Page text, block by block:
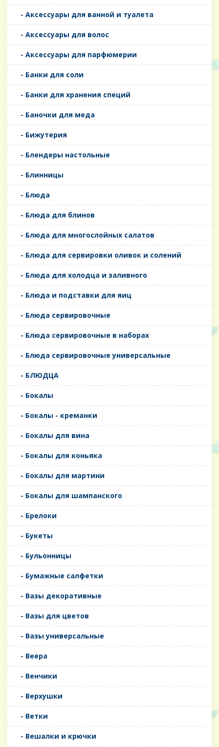
- Аксессуары для ванной и туалета
- Аксессуары для волос
- Аксессуары для парфюмерии
- Банки для соли
- Банки для хранения специй
- Баночки для меда
- Бижутерия
- Блендеры настольные
- Блинницы
- Блюда
- Блюда для блинов
- Блюда для многослойных салатов
- Блюда для сервировки оливок и солений
- Блюда для холодца и заливного
- Блюда и подставки для яиц
- Блюда сервировочные
- Блюда сервировочные в наборах
- Блюда сервировочные универсальные
- БЛЮДЦА
- Бокалы
- Бокалы - креманки
- Бокалы для вина
- Бокалы для коньяка
- Бокалы для мартини
- Бокалы для шампанского
- Брелоки
- Букеты
- Бульонницы
- Бумажные салфетки
- Вазы декоративные
- Вазы для цветов
- Вазы универсальные
- Веера
- Венчики
- Верхушки
- Ветки
- Вешалки и крючки